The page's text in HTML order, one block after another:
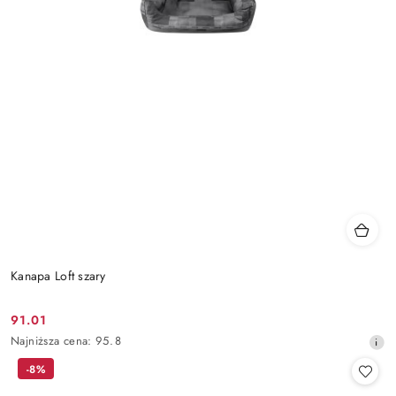
Kanapa Loft szary
Cena
promocyjna:
91.01
Najniższa
cena
Najniższa cena: 95.8
-8%